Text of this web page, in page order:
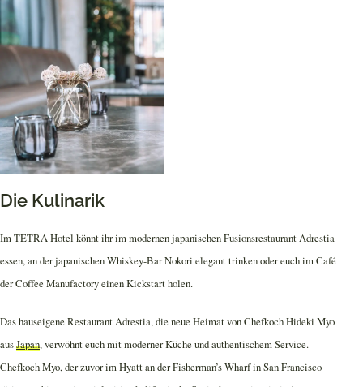
Die Kulinarik
Im TETRA Hotel könnt ihr im modernen japanischen Fusionsrestaurant Adrestia
essen, an der japanischen Whiskey-Bar Nokori elegant trinken oder euch im Café
der Coffee Manufactory einen Kickstart holen.
Das hauseigene Restaurant Adrestia, die neue Heimat von Chefkoch Hideki Myo
ausJapan, verwöhnt euch mit moderner Küche und authentischem Service.
Chefkoch Myo, der zuvor im Hyatt an der Fisherman’s Wharf in San Francisco